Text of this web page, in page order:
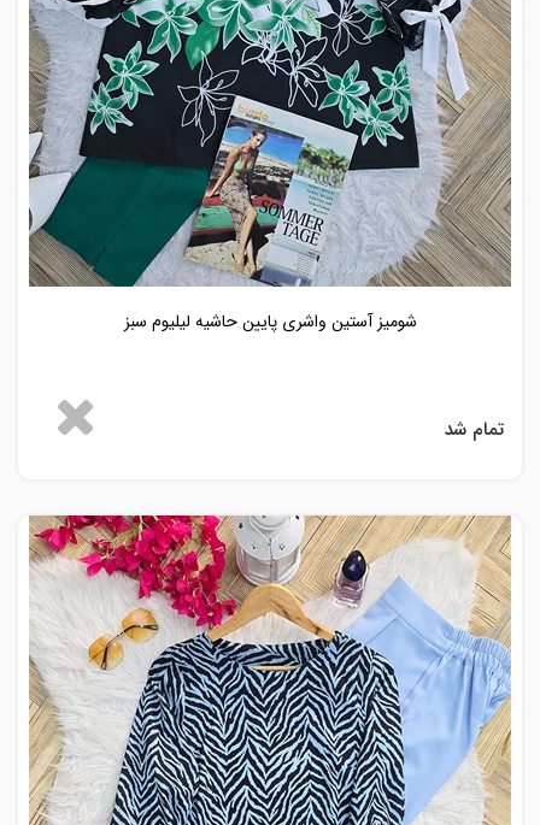
شومیز آستین واشری پایین حاشیه لیلیوم سبز
تمام شد